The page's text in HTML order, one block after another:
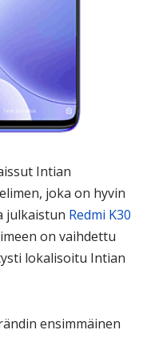
Intian
joka on hyvin
julkaistun Redmi K30
on vaihdettu
lokalisoitu Intian
ensimmäinen